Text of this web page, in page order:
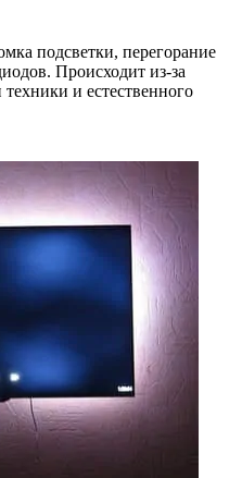
подсветки, перегорание
Происходит из-за
и естественного